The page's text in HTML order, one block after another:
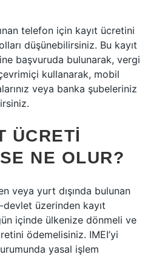
telefon için kayıt ücretini
düşünebilirsiniz. Bu kayıt
başvuruda bulunarak, vergi
kullanarak, mobil
veya banka şubeleriniz
ÜCRETI
NE OLUR?
veya yurt dışında bulunan
devlet üzerinden kayıt
içinde ülkenize dönmeli ve
ödemelisiniz. IMEI’yi
yasal işlem